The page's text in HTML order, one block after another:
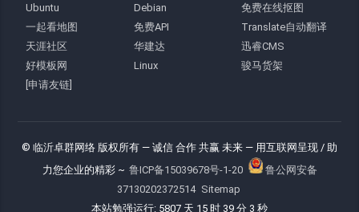
Ubuntu
Debian
免费在线抠图
一起看地图
免费API
Translate自动翻译
天涯社区
华建达
迅睿CMS
好模板网
Linux
骏马货架
[申请友链]
© 临沂卓群网络 版权所有 — 诚信 合作 共赢 未来 — 用互联网呈现 / 助
力您企业的精彩 ~ 鲁ICP备15039678号-1-20
鲁公网安备
37130202372514 Sitemap
本站勉强运行: 5807 天 15 时 39 分 4 秒